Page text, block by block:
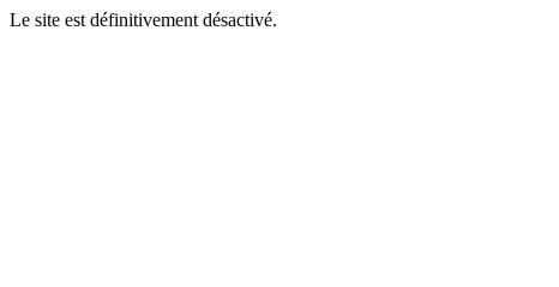
Le site est définitivement désactivé.